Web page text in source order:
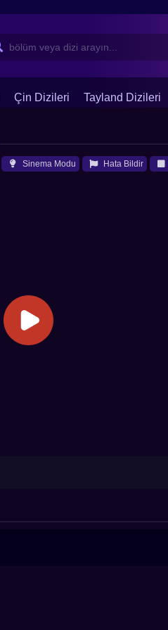
Çin Dizileri Tayland Dizileri
Hata Bildir
Sinema Modu